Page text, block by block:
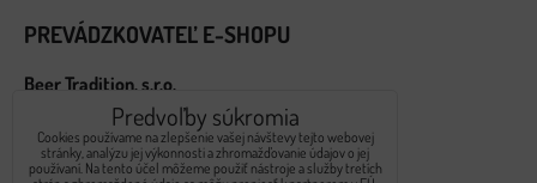
PREVÁDZKOVATEĽ E-SHOPU
Beer Tradition, s.r.o.
Námestie hraničiarov 2617/8A
851 03 Bratislava
Predvoľby súkromia
Cookies používame na zlepšenie vašej návštevy tejto webovej
stránky, analýzu jej výkonnosti a zhromažďovanie údajov o jej
používaní. Na tento účel môžeme použiť nástroje a služby tretích